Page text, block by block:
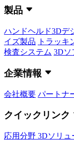
製品
ハンドヘルド3Dデ
イズ製品
トラッキ
検査システム 3Dソ
企業情報
会社概要 パートナ
クイックリンク
応用分野 3Dソリュ